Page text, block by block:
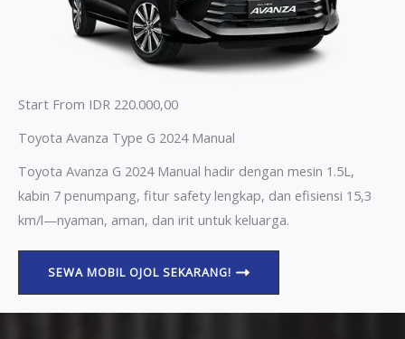
Start From IDR 220.000,00
Toyota Avanza Type G 2024 Manual
Toyota Avanza G 2024 Manual hadir dengan mesin 1.5L,
kabin 7 penumpang, fitur safety lengkap, dan efisiensi 15,3
km/l—nyaman, aman, dan irit untuk keluarga.
SEWA MOBIL OJOL SEKARANG!